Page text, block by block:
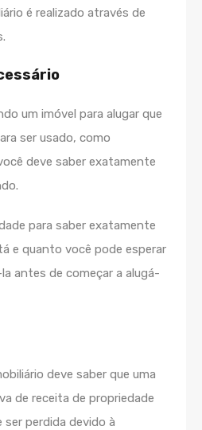
é realizado através de
um imóvel para alugar que
ser usado, como
deve saber exatamente
para saber exatamente
e quanto você pode esperar
antes de começar a alugá-
deve saber que uma
de receita de propriedade
perdida devido à